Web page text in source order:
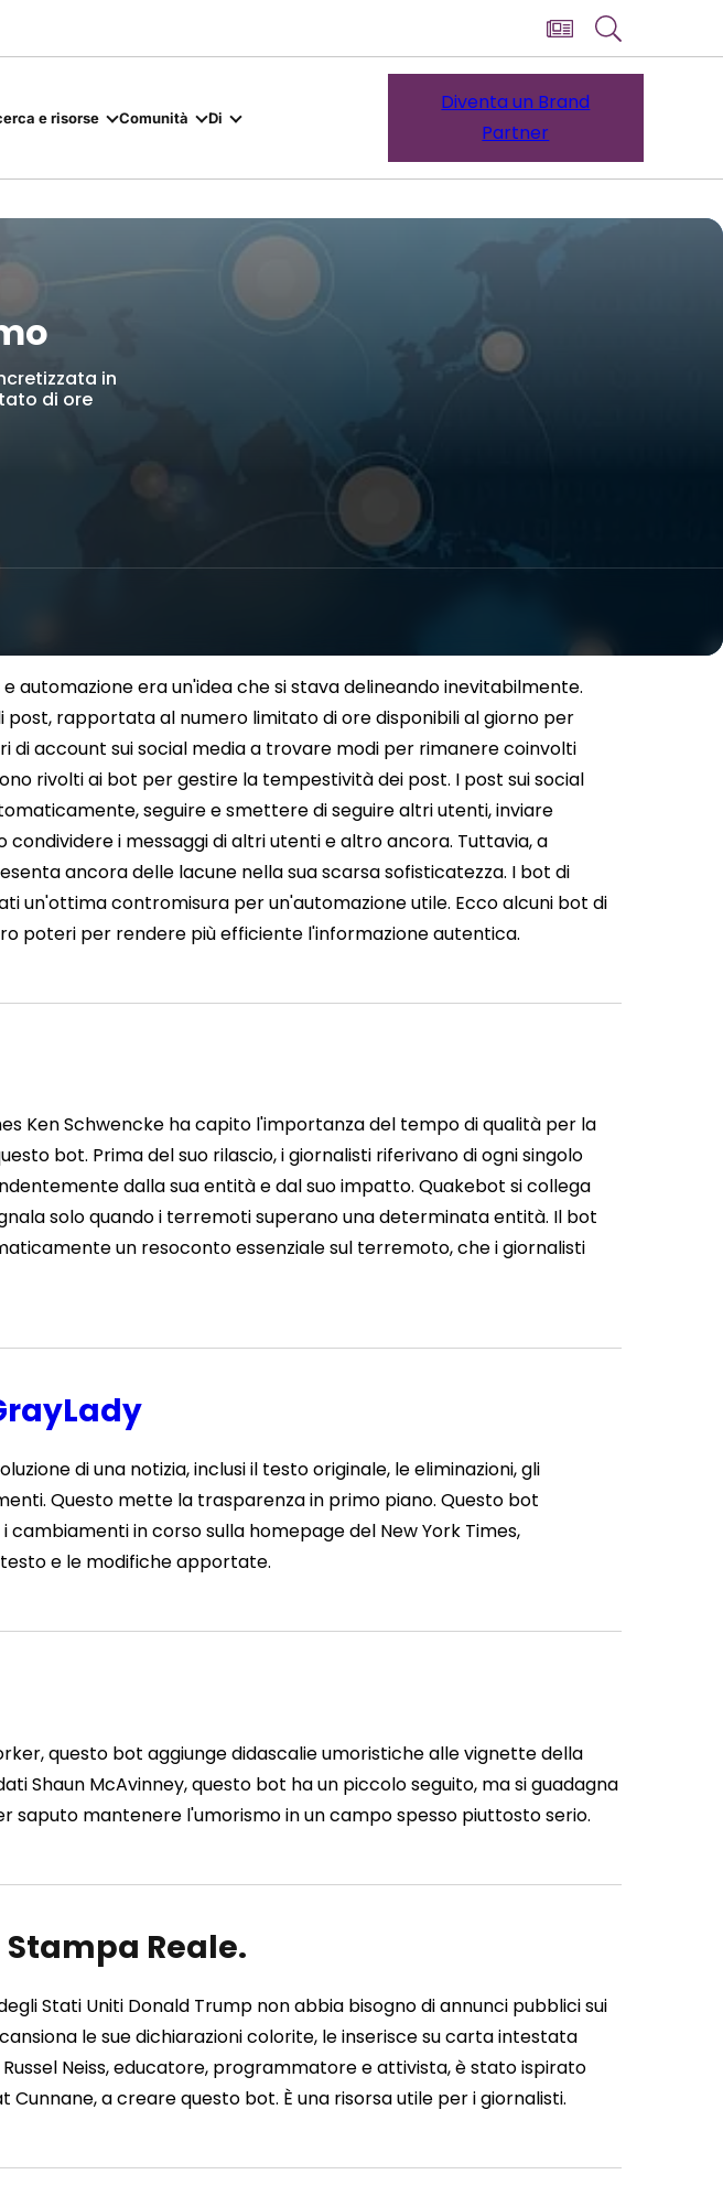
e risorse Comunità Di
Diventa un Brand
Partner
in
di ore
automazione era un'idea che si stava delineando inevitabilmente.
post, rapportata al numero limitato di ore disponibili al giorno per
di account sui social media a trovare modi per rimanere coinvolti
rivolti ai bot per gestire la tempestività dei post. I post sui social
seguire e smettere di seguire altri utenti, inviare
condividere i messaggi di altri utenti e altro ancora. Tuttavia, a
ancora delle lacune nella sua scarsa sofisticatezza. I bot di
un'ottima contromisura per un'automazione utile. Ecco alcuni bot di
poteri per rendere più efficiente l'informazione autentica.
Ken Schwencke ha capito l'importanza del tempo di qualità per la
bot. Prima del suo rilascio, i giornalisti riferivano di ogni singolo
dalla sua entità e dal suo impatto. Quakebot si collega
solo quando i terremoti superano una determinata entità. Il bot
un resoconto essenziale sul terremoto, che i giornalisti
di una notizia, inclusi il testo originale, le eliminazioni, gli
Questo mette la trasparenza in primo piano. Questo bot
in corso sulla homepage del New York Times,
e le modifiche apportate.
questo bot aggiunge didascalie umoristiche alle vignette della
Shaun McAvinney, questo bot ha un piccolo seguito, ma si guadagna
saputo mantenere l'umorismo in un campo spesso piuttosto serio.
Reale.
Stati Uniti Donald Trump non abbia bisogno di annunci pubblici sui
le sue dichiarazioni colorite, le inserisce su carta intestata
Neiss, educatore, programmatore e attivista, è stato ispirato
a creare questo bot. È una risorsa utile per i giornalisti.